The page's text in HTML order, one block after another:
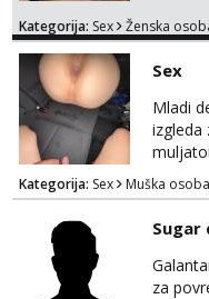
bilo
tamo,
Kategorija: Sex Ženska
Sex
Mladi
izgleda
vrijeme
u
Kategorija: Sex Muška
Sugar
za